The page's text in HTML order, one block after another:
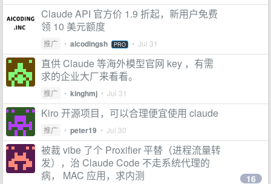
Claude API 官方价 1.9 折起，新用户免费
领 10 美元额度
推广 • aicodingsh PRO • Jul 31
直供 Claude 等海外模型官网 key ，有需
求的企业大厂来看看。
推广 • kinghmj • Jul 31
Kiro 开源项目，可以合理便宜使用 claude
推广 • peter19 • Jul 30
被裁 vibe 了个 Proxifier 平替（进程流量转
发），治 Claude Code 不走系统代理的
病， MAC 应用，求内测
16